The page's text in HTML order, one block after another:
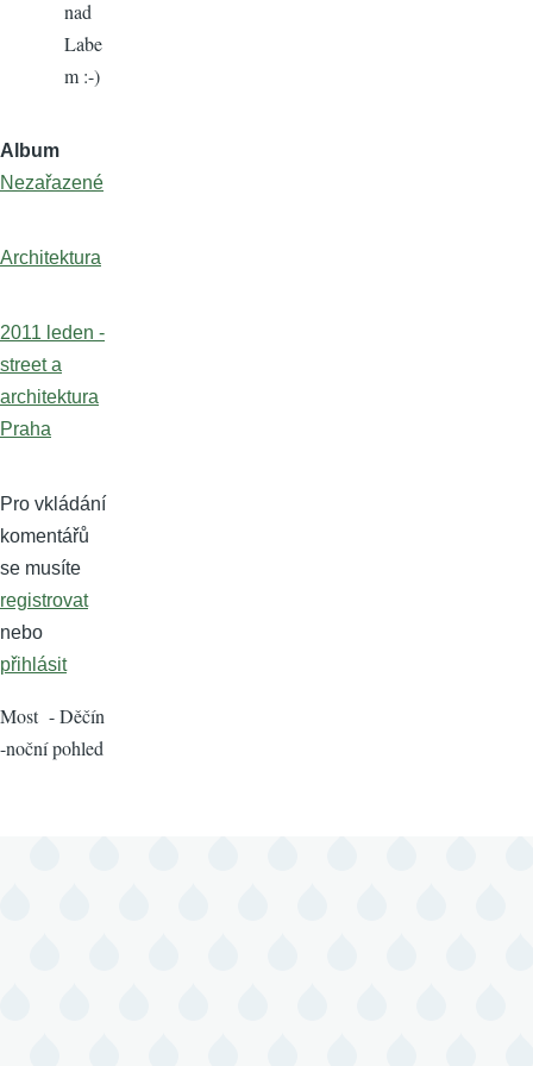
nad
Labe
m :-)
Album
Nezařazené
Architektura
2011 leden -
street a
architektura
Praha
Pro vkládání
komentářů
se musíte
registrovat
nebo
přihlásit
Most - Děčín
-noční pohled